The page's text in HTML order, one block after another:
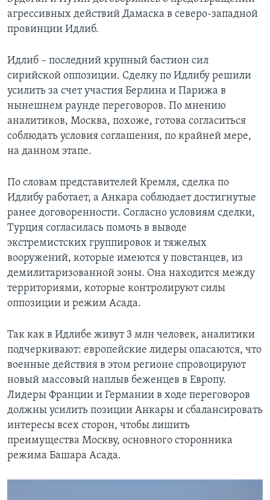
агрессивных действий Дамаска в северо-западной
провинции Идлиб.
Идлиб – последний крупный бастион сил
сирийской оппозиции. Сделку по Идлибу решили
усилить за счет участия Берлина и Парижа в
нынешнем раунде переговоров. По мнению
аналитиков, Москва, похоже, готова согласиться
соблюдать условия соглашения, по крайней мере,
на данном этапе.
По словам представителей Кремля, сделка по
Идлибу работает, а Анкара соблюдает достигнутые
ранее договоренности. Согласно условиям сделки,
Турция согласилась помочь в выводе
экстремистских группировок и тяжелых
вооружений, которые имеются у повстанцев, из
демилитаризованной зоны. Она находится между
территориями, которые контролируют силы
оппозиции и режим Асада.
Так как в Идлибе живут 3 млн человек, аналитики
подчеркивают: европейские лидеры опасаются, что
военные действия в этом регионе спровоцируют
новый массовый наплыв беженцев в Европу.
Лидеры Франции и Германии в ходе переговоров
должны усилить позиции Анкары и сбалансировать
интересы всех сторон, чтобы лишить
преимущества Москву, основного сторонника
режима Башара Асада.